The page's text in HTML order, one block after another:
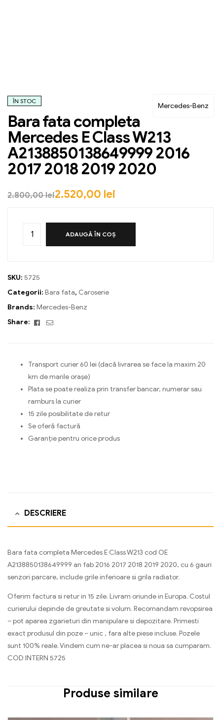
Mercedes-Benz
ÎN STOC
Bara fata completa
Mercedes E Class W213
A2138850138649999 2016
2017 2018 2019 2020
2.800,00lei2.520,00 lei
ADAUGĂ ÎN COȘ
SKU: 5725
Categorii: Bara fata, Caroserie
Brands: Mercedes-Benz
Share:
Facebook
Email
Transport curier 60 lei (dacă livrarea se face la maxim 20
km de marile orașe)
Plata se poate realiza prin transfer bancar, numerar sau
ramburs la curier
15 zile posibilitate de retur
Se oferă factură
Garanție pentru orice produs
DESCRIERE
Bara fata completa Mercedes E Class W213 cod OE
A2138850138649999 an fab 2016 2017 2018 2019 2020, cu 6 gauri
senzori parcare, include grile inferioare si grila radiator.
Oferim factura si retur in 15 zile. Livram oriunde in Europa. Costul
curierului depinde de greutate si volum. Recomandam revopsirea
– pot aparea zgarieturi din manipulare si depozitare. Primesti
exact produsul din poze – unic , fara alte piese incluse. Pozele
sunt 100% reale. Vindem cum ne-ar placea si noua sa cumparam.
COD INTERN 5725
Produse similare